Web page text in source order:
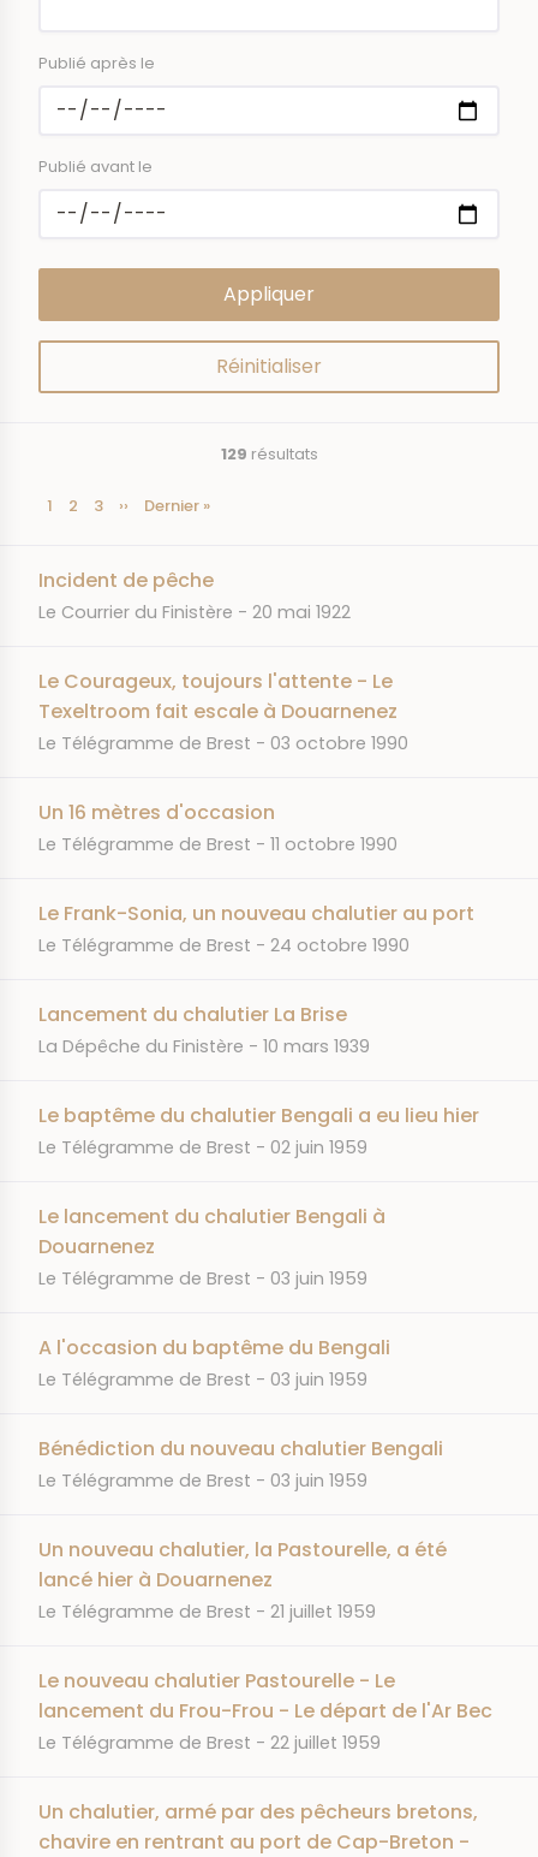
Publié après le
Publié avant le
129 résultats
Pagination
Page
1 Page
2 Page
3
Page
››
Dernière
Dernier »
Incident de pêche
JOURNAL
Le Courrier du Finistère DATE
20 mai 1922
Le Courageux, toujours l'attente - Le
Texeltroom fait escale à Douarnenez
JOURNAL
Le Télégramme de Brest DATE
03 octobre 1990
Un 16 mètres d'occasion
JOURNAL
Le Télégramme de Brest DATE
11 octobre 1990
Le Frank-Sonia, un nouveau chalutier au port
JOURNAL
Le Télégramme de Brest DATE
24 octobre 1990
Lancement du chalutier La Brise
JOURNAL
La Dépêche du Finistère DATE
10 mars 1939
Le baptême du chalutier Bengali a eu lieu hier
JOURNAL
Le Télégramme de Brest DATE
02 juin 1959
Le lancement du chalutier Bengali à
Douarnenez
JOURNAL
Le Télégramme de Brest DATE
03 juin 1959
A l'occasion du baptême du Bengali
JOURNAL
Le Télégramme de Brest DATE
03 juin 1959
Bénédiction du nouveau chalutier Bengali
JOURNAL
Le Télégramme de Brest DATE
03 juin 1959
Un nouveau chalutier, la Pastourelle, a été
lancé hier à Douarnenez
JOURNAL
Le Télégramme de Brest DATE
21 juillet 1959
Le nouveau chalutier Pastourelle - Le
lancement du Frou-Frou - Le départ de l'Ar Bec
JOURNAL
Le Télégramme de Brest DATE
22 juillet 1959
Un chalutier, armé par des pêcheurs bretons,
chavire en rentrant au port de Cap-Breton -